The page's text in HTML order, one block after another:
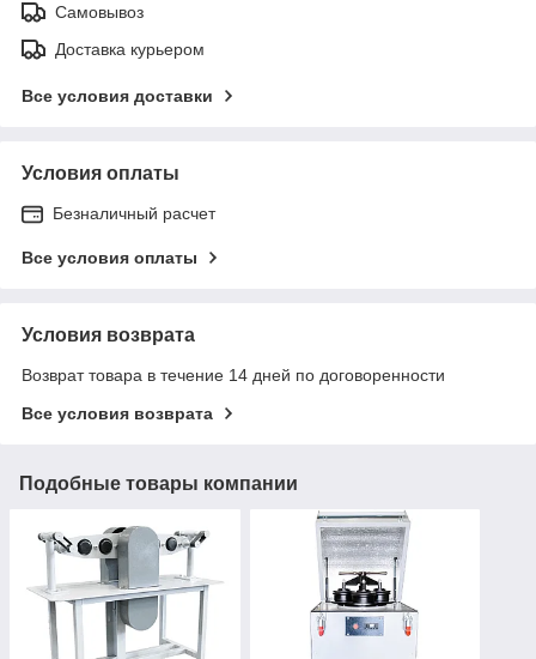
Самовывоз
Доставка курьером
Все условия доставки
Условия оплаты
Безналичный расчет
Все условия оплаты
Условия возврата
Возврат товара в течение 14 дней по договоренности
Все условия возврата
Подобные товары компании